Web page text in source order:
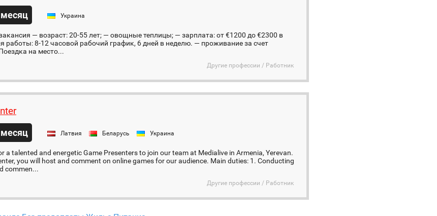
Украина
— возраст: 20-55 лет; — овощные теплицы; — зарплата: от €1200 до €2300 в
работы: 8-12 часовой рабочий график, 6 дней в неделю. — проживание за счет
на место...
Другие профессии / Работник
месяц Латвия Беларусь Украина
a talented and energetic Game Presenters to join our team at Medialive in Armenia, Yerevan.
you will host and comment on online games for our audience. Main duties: 1. Conducting
commen...
Другие профессии / Работник